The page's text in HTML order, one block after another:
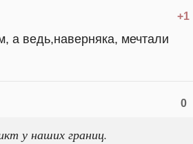
+1
а ведь,наверняка, мечтали
0
у наших границ.